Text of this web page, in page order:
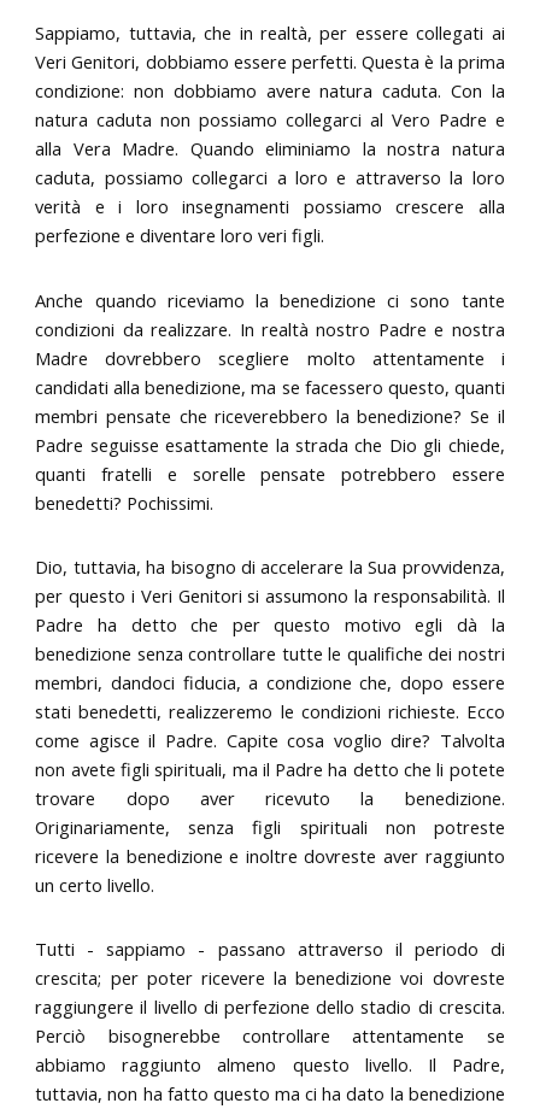
Sappiamo, tuttavia, che in realtà, per essere collegati ai
Veri Genitori, dobbiamo essere perfetti. Questa è la prima
condizione: non dobbiamo avere natura caduta. Con la
natura caduta non possiamo collegarci al Vero Padre e
alla Vera Madre. Quando eliminiamo la nostra natura
caduta, possiamo collegarci a loro e attraverso la loro
verità e i loro insegnamenti possiamo crescere alla
perfezione e diventare loro veri figli.
Anche quando riceviamo la benedizione ci sono tante
condizioni da realizzare. In realtà nostro Padre e nostra
Madre dovrebbero scegliere molto attentamente i
candidati alla benedizione, ma se facessero questo, quanti
membri pensate che riceverebbero la benedizione? Se il
Padre seguisse esattamente la strada che Dio gli chiede,
quanti fratelli e sorelle pensate potrebbero essere
benedetti? Pochissimi.
Dio, tuttavia, ha bisogno di accelerare la Sua provvidenza,
per questo i Veri Genitori si assumono la responsabilità. Il
Padre ha detto che per questo motivo egli dà la
benedizione senza controllare tutte le qualifiche dei nostri
membri, dandoci fiducia, a condizione che, dopo essere
stati benedetti, realizzeremo le condizioni richieste. Ecco
come agisce il Padre. Capite cosa voglio dire? Talvolta
non avete figli spirituali, ma il Padre ha detto che li potete
trovare dopo aver ricevuto la benedizione.
Originariamente, senza figli spirituali non potreste
ricevere la benedizione e inoltre dovreste aver raggiunto
un certo livello.
Tutti - sappiamo - passano attraverso il periodo di
crescita; per poter ricevere la benedizione voi dovreste
raggiungere il livello di perfezione dello stadio di crescita.
Perciò bisognerebbe controllare attentamente se
abbiamo raggiunto almeno questo livello. Il Padre,
tuttavia, non ha fatto questo ma ci ha dato la benedizione